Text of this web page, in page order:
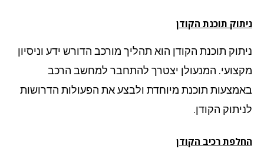
תוכנת הקודן
תוכנת הקודן הוא תהליך מורכב הדורש ידע וניסיון
המנעולן יצטרך להתחבר למחשב הרכב
תוכנת מיוחדת ולבצע את הפעולות הדרושות
הקודן.
רכיב הקודן